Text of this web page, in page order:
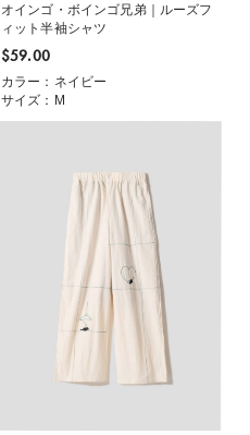
オインゴ・ボインゴ兄弟｜ルーズフ
ィット半袖シャツ
$‌59.00
カラー：ネイビー
サイズ：M